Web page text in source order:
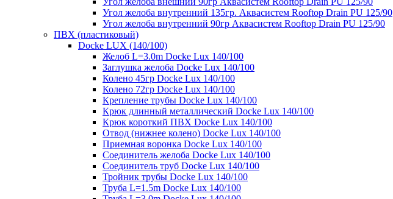
Угол желоба внутренний 135гр. Аквасистем Rooftop Drain PU 125/90
Угол желоба внутренний 90гр Аквасистем Rooftop Drain PU 125/90
ПВХ (пластиковый)
Docke LUX (140/100)
Желоб L=3.0m Docke Lux 140/100
Заглушка желоба Docke Lux 140/100
Колено 45гр Docke Lux 140/100
Колено 72гр Docke Lux 140/100
Крепление трубы Docke Lux 140/100
Крюк длинный металлический Docke Lux 140/100
Крюк короткий ПВХ Docke Lux 140/100
Отвод (нижнее колено) Docke Lux 140/100
Приемная воронка Docke Lux 140/100
Соединитель желоба Docke Lux 140/100
Соединитель труб Docke Lux 140/100
Тройник трубы Docke Lux 140/100
Труба L=1.5m Docke Lux 140/100